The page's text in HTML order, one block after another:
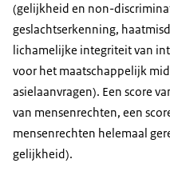
(gelijkheid en non-
geslachtserkenning,
lichamelijke integriteit van
voor het maatschappelijk
asielaanvragen). Een score
van mensenrechten, een
mensenrechten helemaal
gelijkheid).